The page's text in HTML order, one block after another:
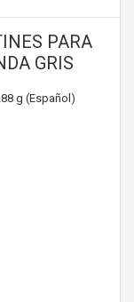
PARA
GRIS
g (Español)